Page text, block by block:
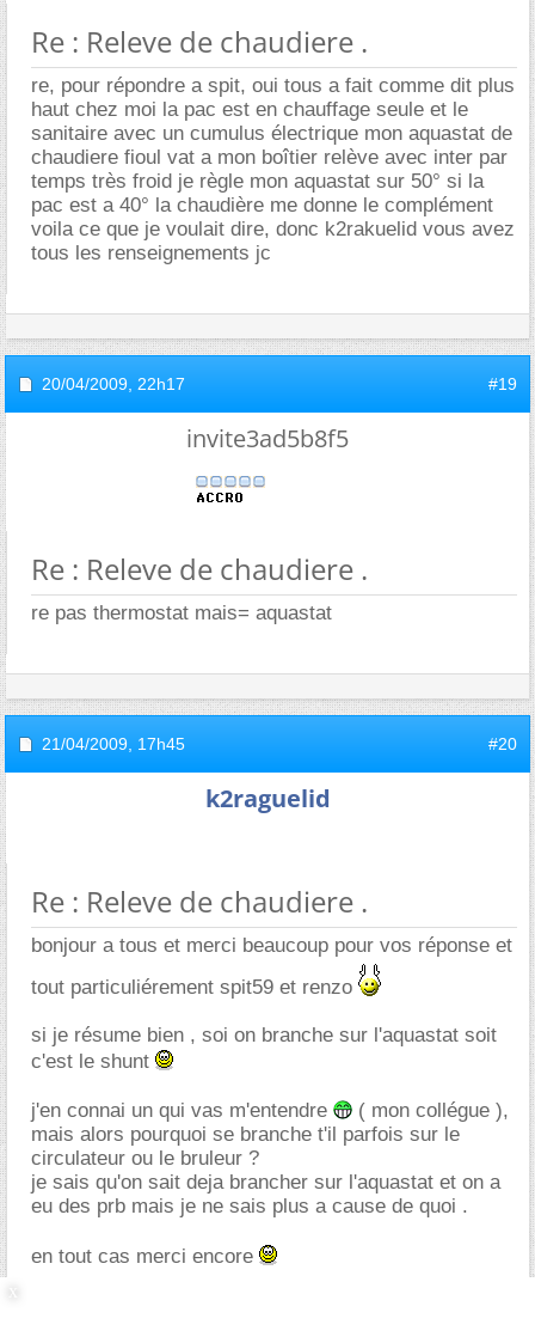
Re : Releve de chaudiere .
re, pour répondre a spit, oui tous a fait comme dit plus
haut chez moi la pac est en chauffage seule et le
sanitaire avec un cumulus électrique mon aquastat de
chaudiere fioul vat a mon boîtier relève avec inter par
temps très froid je règle mon aquastat sur 50° si la
pac est a 40° la chaudière me donne le complément
voila ce que je voulait dire, donc k2rakuelid vous avez
tous les renseignements jc
20/04/2009, 22h17 #19
invite3ad5b8f5
Re : Releve de chaudiere .
re pas thermostat mais= aquastat
21/04/2009, 17h45 #20
k2raguelid
Re : Releve de chaudiere .
bonjour a tous et merci beaucoup pour vos réponse et
tout particuliérement spit59 et renzo
si je résume bien , soi on branche sur l'aquastat soit
c'est le shunt
j'en connai un qui vas m'entendre
( mon collégue ),
mais alors pourquoi se branche t'il parfois sur le
circulateur ou le bruleur ?
je sais qu'on sait deja brancher sur l'aquastat et on a
eu des prb mais je ne sais plus a cause de quoi .
en tout cas merci encore